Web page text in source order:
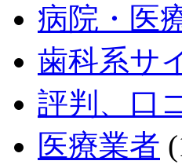
病院・医
歯科系サ
評判、口
医療業者